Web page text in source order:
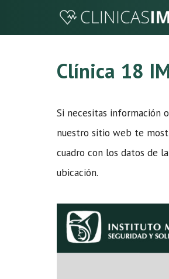
Clínica 18
Si necesitas información
nuestro sitio web te
cuadro con los datos de
ubicación.